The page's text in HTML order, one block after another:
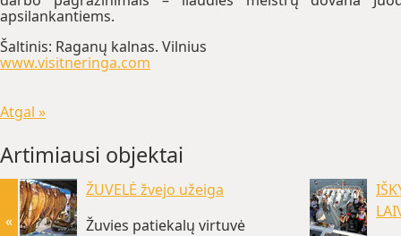
apsilankantiems.
Šaltinis: Raganų kalnas. Vilnius
www.visitneringa.com
Atgal »
Artimiausi objektai
ŽUVELĖ žvejo užeiga
Žuvies patiekalų virtuvė
«